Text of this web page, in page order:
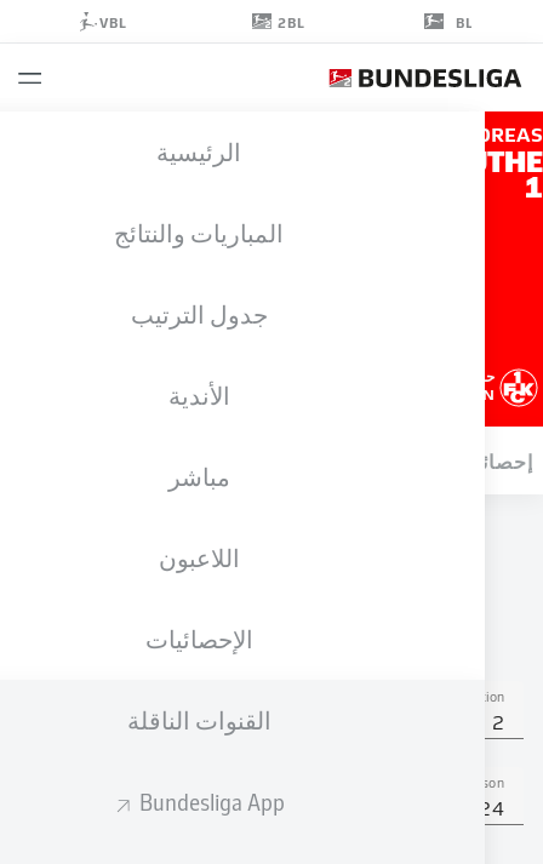
الرئيسية
المباريات والنتائج
جدول الترتيب
الأندية
مباشر
اللاعبون
الإحصائيات
القنوات الناقلة
Bundesliga App
حارس مرمى
KAISERSLAUTERN
موسم 2023/2024
الطول
Competition
Bundesliga 2
Season
2023/2024